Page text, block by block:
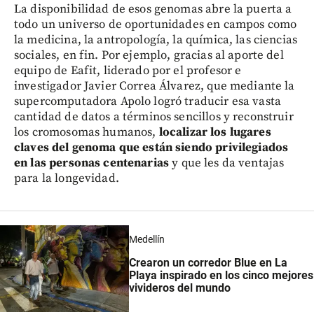
La disponibilidad de esos genomas abre la puerta a
todo un universo de oportunidades en campos como
la medicina, la antropología, la química, las ciencias
sociales, en fin. Por ejemplo, gracias al aporte del
equipo de Eafit, liderado por el profesor e
investigador Javier Correa Álvarez, que mediante la
supercomputadora Apolo logró traducir esa vasta
cantidad de datos a términos sencillos y reconstruir
los cromosomas humanos, localizar los lugares
claves del genoma que están siendo privilegiados
en las personas centenariasy que les da ventajas
para la longevidad.
Medellín
Crearon un corredor Blue en La
Playa inspirado en los cinco mejores
vivideros del mundo